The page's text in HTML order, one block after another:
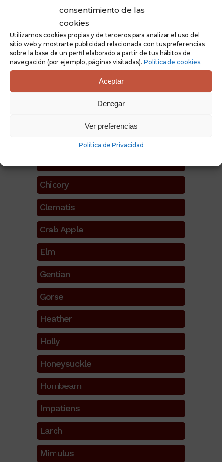
consentimiento de las
cookies
Utilizamos cookies propias y de terceros para analizar el uso del
sitio web y mostrarte publicidad relacionada con tus preferencias
sobre la base de un perfil elaborado a partir de tus hábitos de
navegación (por ejemplo, páginas visitadas). Política de cookies.
Aceptar
Denegar
Ver preferencias
Política de Privacidad
Agrimony
Aspen
Beech
Centaury
Cherry Plum
Chicory
Clematis
Crab Apple
Elm
Gentian
Gorse
Heather
Holly
Honeysuckle
Hornbeam
Impatiens
Larch
Mimulus